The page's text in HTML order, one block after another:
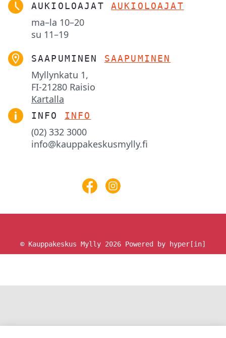
AUKIOLOAJAT AUKIOLOAJAT
ma–la 10–20
su 11–19
SAAPUMINEN SAAPUMINEN
Myllynkatu 1,
FI-21280 Raisio
Kartalla
INFO INFO
(02) 332 3000
info@kauppakeskusmylly.fi
© Kauppakeskus Mylly 2026 Powered by hyper[in]